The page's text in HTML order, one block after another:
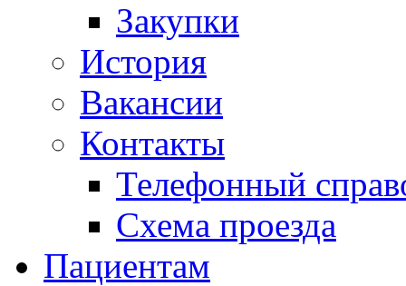
Закупки
История
Вакансии
Контакты
Телефонный
Схема проезда
Пациентам